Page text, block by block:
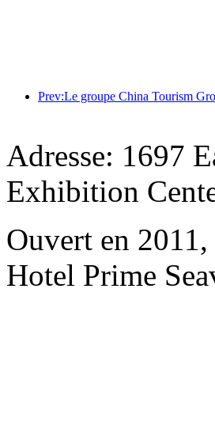
Adresse: 1697
Exhibition
Ouvert en
Hotel Prime